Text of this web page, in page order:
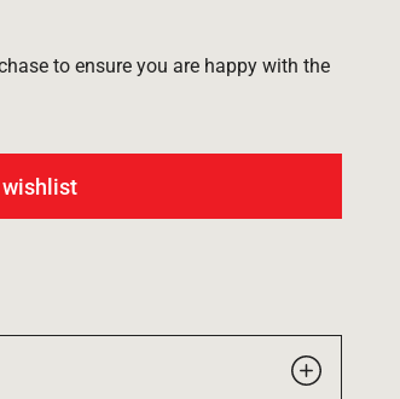
to ensure you are happy with the